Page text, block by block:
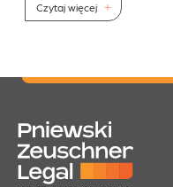
Czytaj więcej